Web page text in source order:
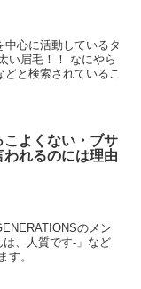
心に活動しているタ
い眉毛！！ なにやら
と検索されているこ
こよくない・ブサ
れるのには理由
のメン
、人質です-」など
す。